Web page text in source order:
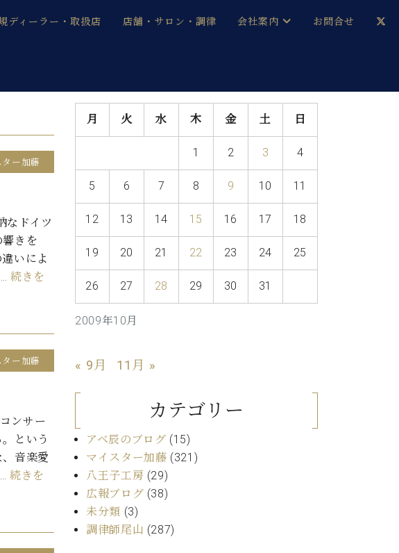
ディーラー・取扱店 店舗・サロン・調律
本社：八王子・技術営業センター
挨拶
ユーロピアノ特選中古】
報
ログ
会社案内
ベヒシュタイン・ジャパンブログ
お問合せ
ター加藤
なドイツ
きを
いによ
続きを
ター加藤
ンサー
という
音楽愛
続きを
2009年10月
月 火 水 木 金 土 日
1 2 3 4
5 6 7 8 9 10 11
12 13 14 15 16 17 18
19 20 21 22 23 24 25
26 27 28 29 30 31
« 9月 11月 »
カテゴリー
アベ辰のブログ (15)
マイスター加藤 (321)
八王子工房 (29)
広報ブログ (38)
未分類 (3)
調律師尾山 (287)